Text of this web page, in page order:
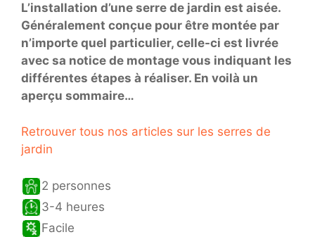
L’installation d’une serre de jardin est aisée.
Généralement conçue pour être montée par
n’importe quel particulier, celle-ci est livrée
avec sa notice de montage vous indiquant les
différentes étapes à réaliser. En voilà un
aperçu sommaire…
Retrouver tous nos articles sur les serres de
jardin
2 personnes
3-4 heures
Facile